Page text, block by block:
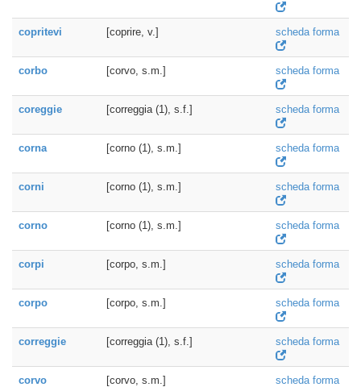
copritevi [coprire, v.] scheda forma
corbo [corvo, s.m.] scheda forma
coreggie [correggia (1), s.f.] scheda forma
corna [corno (1), s.m.] scheda forma
corni [corno (1), s.m.] scheda forma
corno [corno (1), s.m.] scheda forma
corpi [corpo, s.m.] scheda forma
corpo [corpo, s.m.] scheda forma
correggie [correggia (1), s.f.] scheda forma
corvo [corvo, s.m.] scheda forma